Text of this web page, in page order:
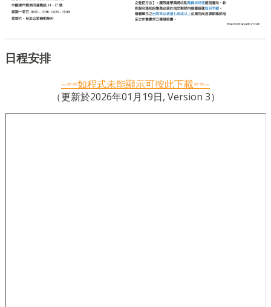
日程安排
–==如程式未能顯示可按此下載==–
（更新於2026年01月19日, Version 3）